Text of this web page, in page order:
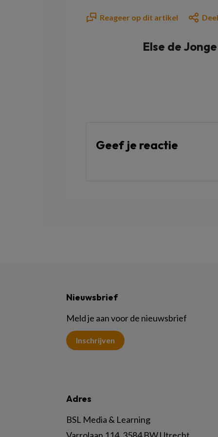
Reageer op dit artikel
Else de Jonge
Geef je reactie
Nieuwsbrief
Meld je aan voor de nieuwsbrief
Inschrijven
Adres
BSL Media & Learning